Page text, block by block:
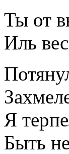
Ты от
Иль
Я
Быть